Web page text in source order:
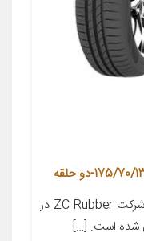
معرفی محصول ترازانو از زیر برندهای شرکت ZC Rubber در